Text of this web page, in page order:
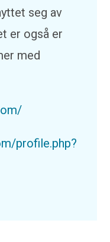
seg av
er også er
med
profile.php?